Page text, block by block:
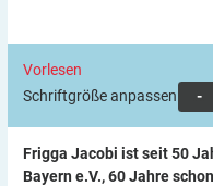
Vorlesen
Schriftgröße anpassen:
A
Frigga Jacobi ist seit 50
Bayern e.V., 60 Jahre